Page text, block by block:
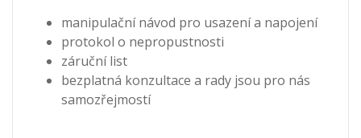
manipulační návod pro usazení a napojení
protokol o nepropustnosti
záruční list
bezplatná konzultace a rady jsou pro nás
samozřejmostí